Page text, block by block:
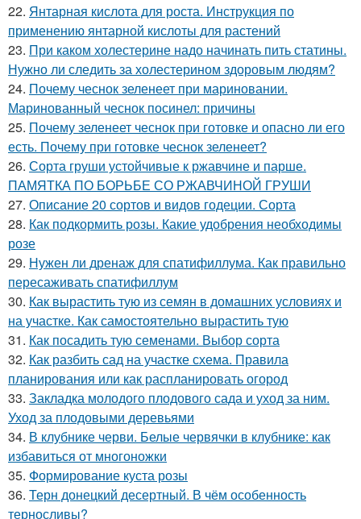
22. Янтарная кислота для роста. Инструкция по
применению янтарной кислоты для растений
23. При каком холестерине надо начинать пить статины.
Нужно ли следить за холестерином здоровым людям?
24. Почему чеснок зеленеет при мариновании.
Маринованный чеснок посинел: причины
25. Почему зеленеет чеснок при готовке и опасно ли его
есть. Почему при готовке чеснок зеленеет?
26. Сорта груши устойчивые к ржавчине и парше.
ПАМЯТКА ПО БОРЬБЕ СО РЖАВЧИНОЙ ГРУШИ
27. Описание 20 сортов и видов годеции. Сорта
28. Как подкормить розы. Какие удобрения необходимы
розе
29. Нужен ли дренаж для спатифиллума. Как правильно
пересаживать спатифиллум
30. Как вырастить тую из семян в домашних условиях и
на участке. Как самостоятельно вырастить тую
31. Как посадить тую семенами. Выбор сорта
32. Как разбить сад на участке схема. Правила
планирования или как распланировать огород
33. Закладка молодого плодового сада и уход за ним.
Уход за плодовыми деревьями
34. В клубнике черви. Белые червячки в клубнике: как
избавиться от многоножки
35. Формирование куста розы
36. Терн донецкий десертный. В чём особенность
терносливы?